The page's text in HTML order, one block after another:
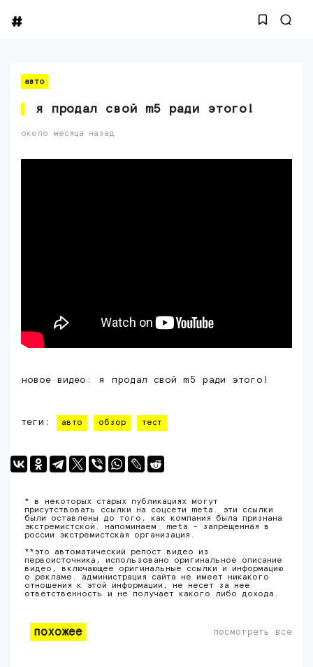
авто
я продал свой m5 ради этого!
около месяца назад
новое видео: я продал свой m5 ради этого!
теги: авто обзор тест
* в некоторых старых публикациях могут
присутствовать ссылки на соцсети meta. эти ссылки
были оставлены до того, как компания была признана
экстремистской. напоминаем: meta - запрещенная в
россии экстремистская организация.
**это автоматический репост видео из
первоисточника, использовано оригинальное описание
видео, включающее оригинальные ссылки и информацию
о рекламе. администрация сайта не имеет никакого
отношения к этой информации, не несет за нее
ответственность и не получает какого либо дохода.
похожее посмотреть все